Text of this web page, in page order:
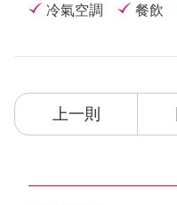
冷氣空調 餐飲
上一則